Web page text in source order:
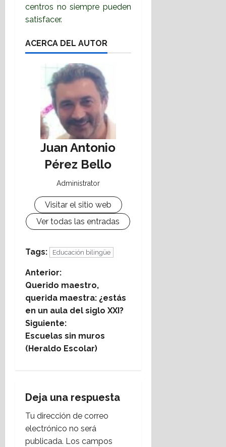
centros no siempre pueden
satisfacer.
ACERCA DEL AUTOR
Juan Antonio
Pérez Bello
Administrator
Visitar el sitio web
Ver todas las entradas
Tags: Educación bilingüe
N
a
v
e
c
i
Anterior:
Querido maestro,
querida maestra: ¿estás
en un aula del siglo XXI?
Siguiente:
Escuelas sin muros
(Heraldo Escolar)
Deja una respuesta
Tu dirección de correo
electrónico no será
publicada. Los campos